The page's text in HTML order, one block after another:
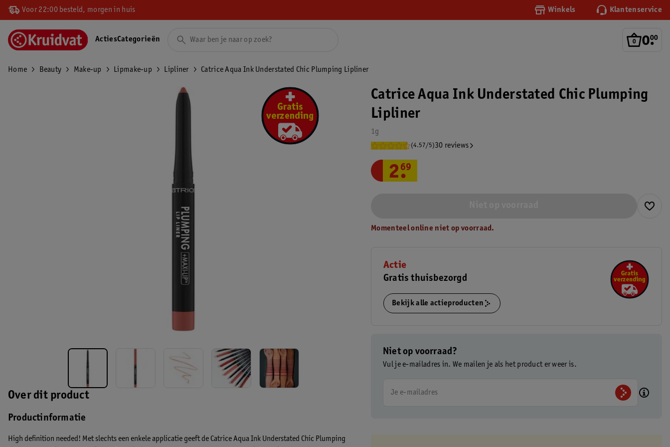
Voor 22:00 besteld, morgen in huis Winkels Klantenservice
0.
00
ActiesCategorieën
Home Beauty Make-up Lipmake-up Lipliner Catrice Aqua Ink Understated Chic Plumping Lipliner
Over dit product
Productinformatie
High definition needed! Met slechts een enkele applicatie geeft de Catrice Aqua Ink Understated Chic Plumping
Catrice Aqua Ink Understated Chic Plumping
Lipliner
1g
(4.57/5)30 reviews
2.
69
Momenteel online niet op voorraad.
Actie
Gratis thuisbezorgd
Bekijk alle actieproducten
Niet op voorraad?
Vul je e-mailadres in. We mailen je als het product er weer is.
Je e-mailadres